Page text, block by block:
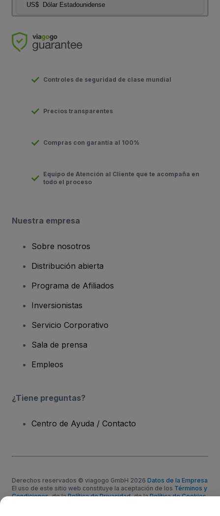
US$ Dólar Estadounidense
Controles de seguridad de clase mundial
Precios transparentes
Compras con garantía al 100%
Equipo de Atención al Cliente que te acompaña en
todo el proceso
Nuestra empresa
Sobre nosotros
Distribución abierta
Programa de Afiliados
Inversionistas
Servicio Corporativo
Sala de prensa
Empleos
¿Tiene preguntas?
Centro de Ayuda / Contacto
Derechos reservados © viagogo GmbH 2026 Datos de la Empresa
El uso de este sitio web constituye la aceptación de los Términos y
Condiciones, de laPolítica de Privacidad, de laPolítica de Cookies